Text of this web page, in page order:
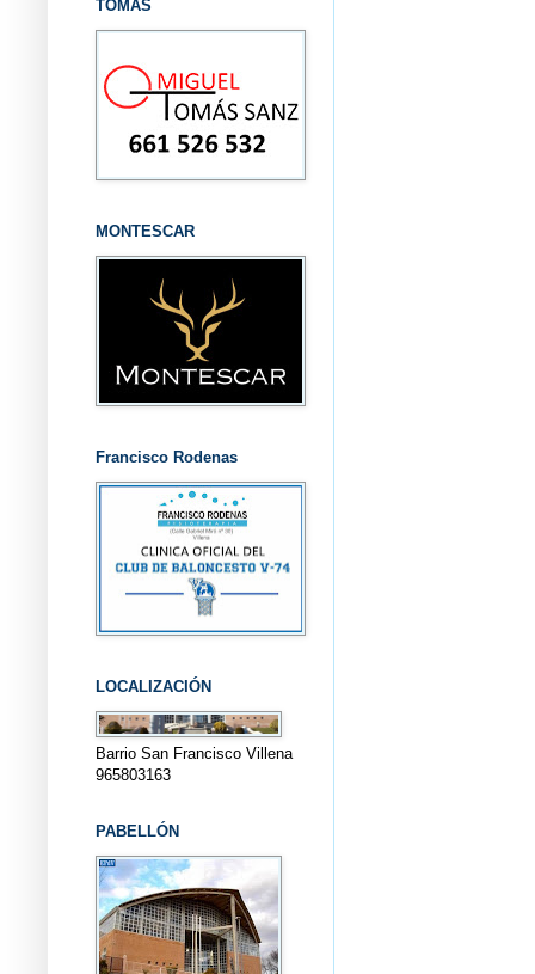
TOMÁS
MONTESCAR
Francisco Rodenas
LOCALIZACIÓN
Barrio San Francisco Villena
965803163
PABELLÓN